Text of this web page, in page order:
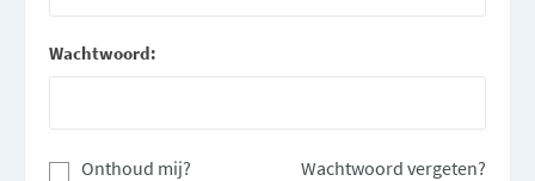
Wachtwoord:
Wachtwoord vergeten?
Onthoud mij?